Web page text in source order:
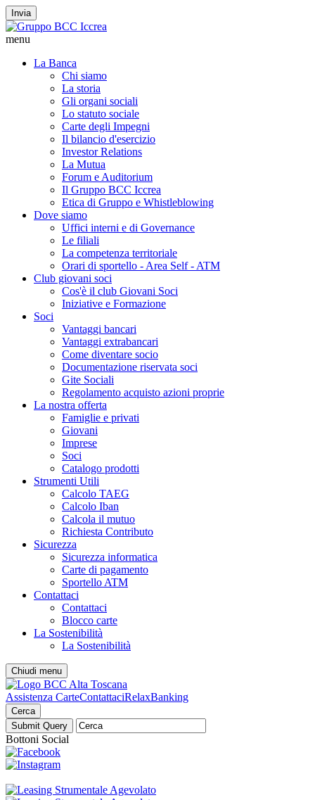
Invia
menu
La Banca
Chi siamo
La storia
Gli organi sociali
Lo statuto sociale
Carte degli Impegni
Il bilancio d'esercizio
Investor Relations
La Mutua
Forum e Auditorium
Il Gruppo BCC Iccrea
Etica di Gruppo e Whistleblowing
Dove siamo
Uffici interni e di Governance
Le filiali
La competenza territoriale
Orari di sportello - Area Self - ATM
Club giovani soci
Cos'è il club Giovani Soci
Iniziative e Formazione
Soci
Vantaggi bancari
Vantaggi extrabancari
Come diventare socio
Documentazione riservata soci
Gite Sociali
Regolamento acquisto azioni proprie
La nostra offerta
Famiglie e privati
Giovani
Imprese
Soci
Catalogo prodotti
Strumenti Utili
Calcolo TAEG
Calcolo Iban
Calcola il mutuo
Richiesta Contributo
Sicurezza
Sicurezza informatica
Carte di pagamento
Sportello ATM
Contattaci
Contattaci
Blocco carte
La Sostenibilità
La Sostenibilità
Chiudi menu
Assistenza CarteContattaciRelaxBanking
Cerca
Bottoni Social